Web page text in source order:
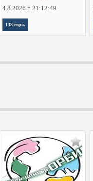
4.8.2026 г. 21:12:49
138 евро.